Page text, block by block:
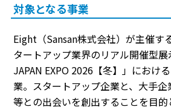
対象となる事業
Eight（Sansan株式会社）が主催す
タートアップ業界のリアル開催型
JAPAN EXPO 2026【冬】」におけ
業。スタートアップ企業と、大手
等との出会いを創出することを目的